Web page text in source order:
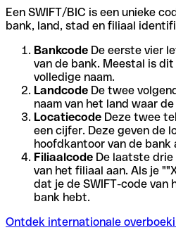
Een SWIFT/BIC is een unieke
bank, land, stad en filiaal
Bankcode De eerste vier
van de bank. Meestal is
volledige naam.
Landcode De twee
naam van het land waar
Locatiecode Deze twee
een cijfer. Deze geven de
hoofdkantoor van de bank
Filiaalcode De laatste
van het filiaal aan. Als je
dat je de SWIFT-code van
bank hebt.
Ontdek internationale